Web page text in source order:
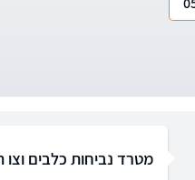
מטרד נביחות כלבים